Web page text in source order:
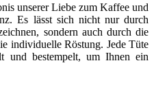
unserer Liebe zum Kaffee und
Es lässt sich nicht nur durch
sondern auch durch die
individuelle Röstung. Jede Tüte
und bestempelt, um Ihnen ein